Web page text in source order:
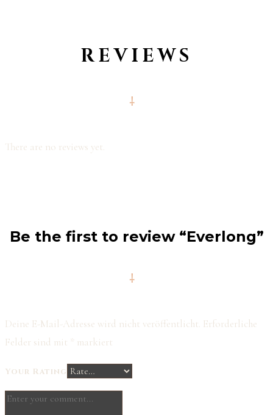
REVIEWS
There are no reviews yet.
Be the first to review “Everlong”
Deine E-Mail-Adresse wird nicht veröffentlicht. Erforderliche
Felder sind mit * markiert
Your Rating